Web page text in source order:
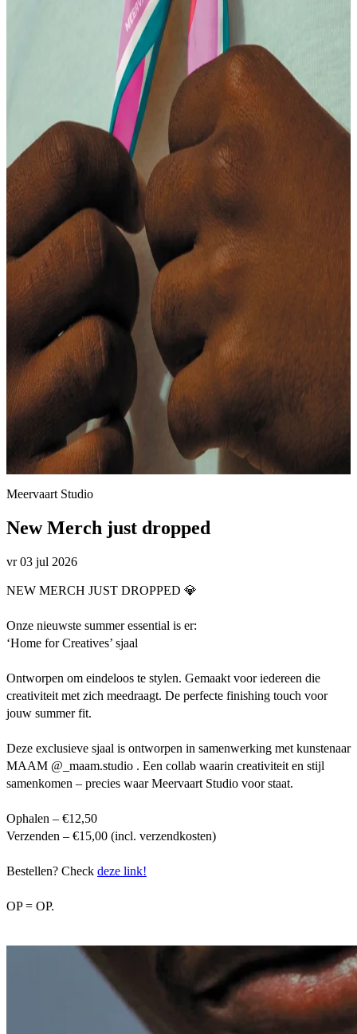
Meervaart Studio
New Merch just dropped
vr 03 jul 2026
NEW MERCH JUST DROPPED 💎
Onze nieuwste summer essential is er:
‘Home for Creatives’ sjaal
Ontworpen om eindeloos te stylen. Gemaakt voor iedereen die
creativiteit met zich meedraagt. De perfecte finishing touch voor
jouw summer fit.
Deze exclusieve sjaal is ontworpen in samenwerking met kunstenaar
MAAM @_maam.studio . Een collab waarin creativiteit en stijl
samenkomen – precies waar Meervaart Studio voor staat.
Ophalen – €12,50
Verzenden – €15,00 (incl. verzendkosten)
Bestellen? Check deze link!
OP = OP.